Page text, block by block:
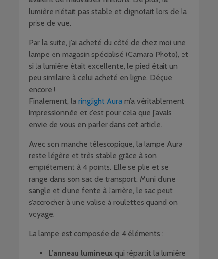
lumière n’était pas stable et clignotait lors de la
prise de vue.
Par la suite, j’ai acheté du côté de chez moi une
lampe en magasin spécialisé (Camara Photo), et
si la lumière était excellente, le pied était un
peu similaire à celui acheté en ligne. Déçue
encore !
Finalement, la ringlight Aura m’a véritablement
impressionnée et c’est pour cela que j’avais
envie de vous en parler dans cet article.
Avec son manche télescopique, la lampe Aura
reste légère et très stable grâce à son
empiétement à 4 points. Elle se plie et se
range dans son sac de transport. Muni d’une
sangle et d’une fente à l’arrière, le sac peut
s’accrocher à une valise à roulettes quand on
voyage.
La lampe est composée de 4 éléments :
L’anneau lumineux qui répartit la lumière